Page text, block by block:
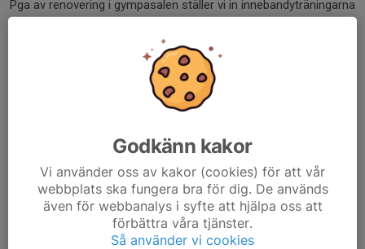
Pga av renovering i gympasalen ställer vi in innebandyträningarna
Hoppas alla får ett härligt lov med massor av annan rörelse
Sammandraget 17/1
12 jan, 17:51
3 kommentarer
Hej föräldrar.
På lördag har vi sammandrag hemma. Sammandraget håller på
mellan 10 och cirka 14.15. Det är fem matcher som spelas. Våra
Godkänn kakor
Vi använder oss av kakor (cookies) för att vår
webbplats ska fungera bra för dig. De används
även för webbanalys i syfte att hjälpa oss att
förbättra våra tjänster.
Så använder vi cookies